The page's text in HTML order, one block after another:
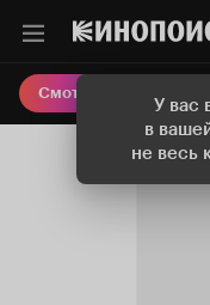
У вас
в
не весь
Смотреть кино